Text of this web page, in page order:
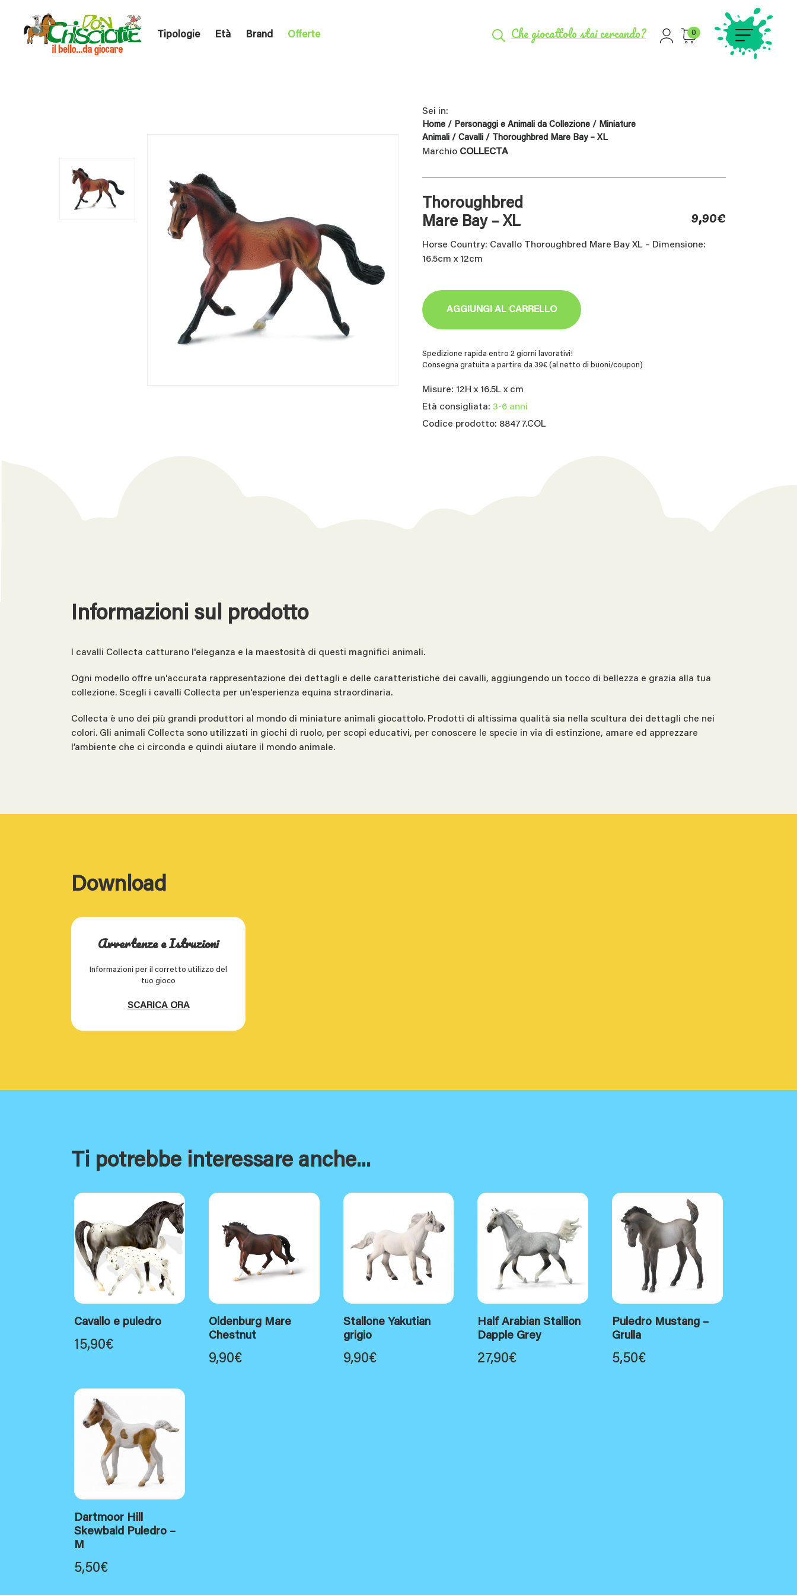
Tipologie Età Brand Offerte Che giocattolo stai cercando? 0
Sei in:
Home / Personaggi e Animali da Collezione / Miniature
Animali / Cavalli / Thoroughbred Mare Bay – XL
Marchio COLLECTA
Thoroughbred
Mare Bay – XL
9,90€
Horse Country: Cavallo Thoroughbred Mare Bay XL – Dimensione:
16.5cm x 12cm
AGGIUNGI AL CARRELLO
Spedizione rapida entro 2 giorni lavorativi!
Consegna gratuita a partire da 39€ (al netto di buoni/coupon)
Misure: 12H x 16.5L x cm
Età consigliata: 3-6 anni
Codice prodotto: 88477.COL
Informazioni sul prodotto
I cavalli Collecta catturano l'eleganza e la maestosità di questi magnifici animali.
Ogni modello offre un'accurata rappresentazione dei dettagli e delle caratteristiche dei cavalli, aggiungendo un tocco di bellezza e grazia alla tua
collezione. Scegli i cavalli Collecta per un'esperienza equina straordinaria.
Collecta è uno dei più grandi produttori al mondo di miniature animali giocattolo. Prodotti di altissima qualità sia nella scultura dei dettagli che nei
colori. Gli animali Collecta sono utilizzati in giochi di ruolo, per scopi educativi, per conoscere le specie in via di estinzione, amare ed apprezzare
l’ambiente che ci circonda e quindi aiutare il mondo animale.
Download
Avvertenze e Istruzioni
Informazioni per il corretto utilizzo del
tuo gioco
SCARICA ORA
Ti potrebbe interessare anche...
Cavallo e puledro
15,90€
Oldenburg Mare
Chestnut
9,90€
Stallone Yakutian
grigio
9,90€
Half Arabian Stallion
Dapple Grey
27,90€
Puledro Mustang –
Grulla
5,50€
Dartmoor Hill
Skewbald Puledro –
M
5,50€